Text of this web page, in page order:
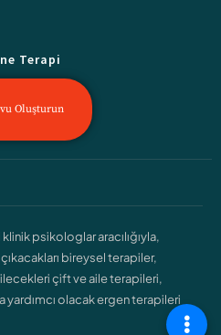
Terapi
Oluşturun
psikologlar aracılığıyla,
bireysel terapiler,
çift ve aile terapileri,
yardımcı olacak ergen terapileri